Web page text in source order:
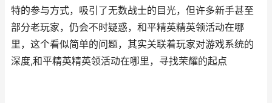
特的参与方式，吸引了无数战士的目光，但许多新手甚至
部分老玩家，仍会不时疑惑，和平精英精英领活动在哪
里，这个看似简单的问题，其实关联着玩家对游戏系统的
深度,和平精英精英领活动在哪里，寻找荣耀的起点